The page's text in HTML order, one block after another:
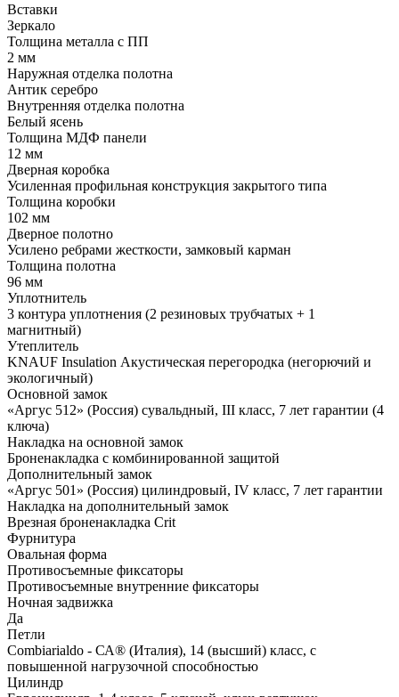
Вставки
Зеркало
Толщина металла с ПП
2 мм
Наружная отделка полотна
Антик серебро
Внутренняя отделка полотна
Белый ясень
Толщина МДФ панели
12 мм
Дверная коробка
Усиленная профильная конструкция закрытого типа
Толщина коробки
102 мм
Дверное полотно
Усилено ребрами жесткости, замковый карман
Толщина полотна
96 мм
Уплотнитель
3 контура уплотнения (2 резиновых трубчатых + 1
магнитный)
Утеплитель
KNAUF Insulation Акустическая перегородка (негорючий и
экологичный)
Основной замок
«Аргус 512» (Россия) сувальдный, III класс, 7 лет гарантии (4
ключа)
Накладка на основной замок
Броненакладка с комбинированной защитой
Дополнительный замок
«Аргус 501» (Россия) цилиндровый, IV класс, 7 лет гарантии
Накладка на дополнительный замок
Врезная броненакладка Crit
Фурнитура
Овальная форма
Противосъемные фиксаторы
Противосъемные внутренние фиксаторы
Ночная задвижка
Да
Петли
Сombiarialdo - СА® (Италия), 14 (высший) класс, с
повышенной нагрузочной способностью
Цилиндр